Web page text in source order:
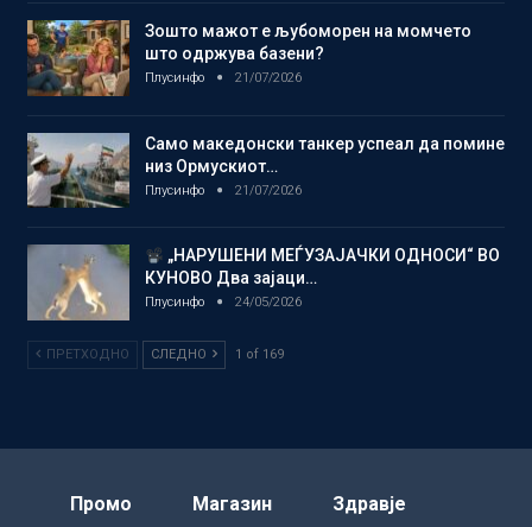
Зошто мажот е љубоморен на момчето
што одржува базени?
Плусинфо 21/07/2026
Само македонски танкер успеал да помине
низ Ормускиот…
Плусинфо 21/07/2026
„НАРУШЕНИ МЕЃУЗАЈАЧКИ ОДНОСИ“ ВО
КУНОВО Два зајаци…
Плусинфо 24/05/2026
ПРЕТХОДНО СЛЕДНО 1 of 169
Промо Магазин Здравје